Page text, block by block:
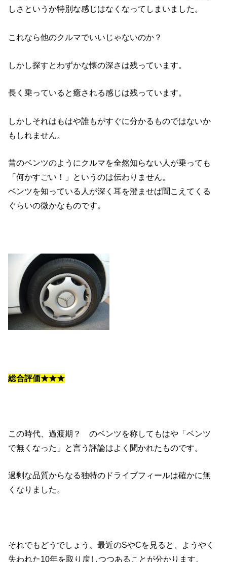
しさというか特別な感じはなくなってしまいました。
これなら他のクルマでいいじゃないのか？
しかし探すとわずかな懐の深さは残っています。
長く乗っていると癒される感じは残っています。
しかしそれはもはや誰もがすぐに分かるものではないか
もしれません。
昔のベンツのようにクルマを全然知らない人が乗っても
「何かすごい！」というのは伝わりません。
ベンツを知っている人が深く耳を澄ませば聞こえてくる
ぐらいの微かなものです。
総合評価★★★
この時代、過渡期？ のベンツを称してもはや「ベンツ
で無くなった」と言う評論はよく聞かれたものです。
過剰な品質からなる独特のドライブフィールは確かに無
くなりました。
それでもどうでしょう、最近のSやCを見ると、ようやく
失われた10年を取り戻しつつあることが分かります。